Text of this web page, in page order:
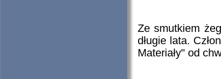
Ze smutkiem
długie lata.
Materiały" od